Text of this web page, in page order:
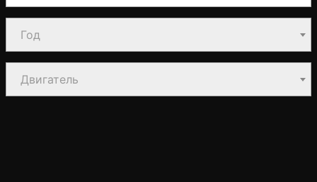
Год
Двигатель